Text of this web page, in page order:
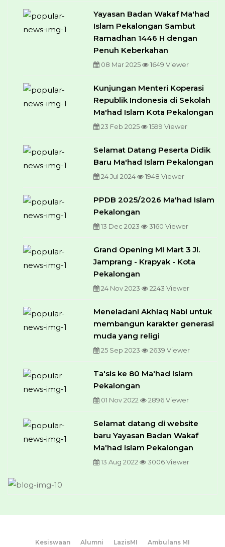
Yayasan Badan Wakaf Ma'had
Islam Pekalongan Sambut
Ramadhan 1446 H dengan
Penuh Keberkahan
08 Mar 2025 1649 Viewer
Kunjungan Menteri Koperasi
Republik Indonesia di Sekolah
Ma'had Islam Kota Pekalongan
23 Feb 2025 1599 Viewer
Selamat Datang Peserta Didik
Baru Ma'had Islam Pekalongan
24 Jul 2024 1948 Viewer
PPDB 2025/2026 Ma'had Islam
Pekalongan
13 Dec 2023 3160 Viewer
Grand Opening MI Mart 3 Jl.
Jamprang - Krapyak - Kota
Pekalongan
24 Nov 2023 2243 Viewer
Meneladani Akhlaq Nabi untuk
membangun karakter generasi
muda yang religi
25 Sep 2023 2639 Viewer
Ta'sis ke 80 Ma'had Islam
Pekalongan
01 Nov 2022 2896 Viewer
Selamat datang di website
baru Yayasan Badan Wakaf
Ma'had Islam Pekalongan
13 Aug 2022 3006 Viewer
Kesiswaan Alumni LazisMI Ambulans MI